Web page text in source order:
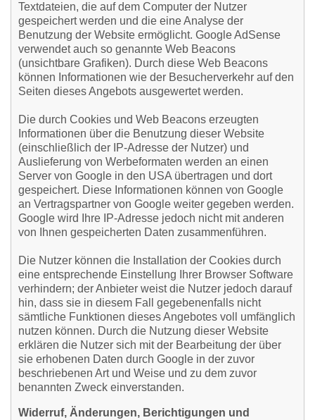
Textdateien, die auf dem Computer der Nutzer
gespeichert werden und die eine Analyse der
Benutzung der Website ermöglicht. Google AdSense
verwendet auch so genannte Web Beacons
(unsichtbare Grafiken). Durch diese Web Beacons
können Informationen wie der Besucherverkehr auf den
Seiten dieses Angebots ausgewertet werden.
Die durch Cookies und Web Beacons erzeugten
Informationen über die Benutzung dieser Website
(einschließlich der IP-Adresse der Nutzer) und
Auslieferung von Werbeformaten werden an einen
Server von Google in den USA übertragen und dort
gespeichert. Diese Informationen können von Google
an Vertragspartner von Google weiter gegeben werden.
Google wird Ihre IP-Adresse jedoch nicht mit anderen
von Ihnen gespeicherten Daten zusammenführen.
Die Nutzer können die Installation der Cookies durch
eine entsprechende Einstellung Ihrer Browser Software
verhindern; der Anbieter weist die Nutzer jedoch darauf
hin, dass sie in diesem Fall gegebenenfalls nicht
sämtliche Funktionen dieses Angebotes voll umfänglich
nutzen können. Durch die Nutzung dieser Website
erklären die Nutzer sich mit der Bearbeitung der über
sie erhobenen Daten durch Google in der zuvor
beschriebenen Art und Weise und zu dem zuvor
benannten Zweck einverstanden.
Widerruf, Änderungen, Berichtigungen und